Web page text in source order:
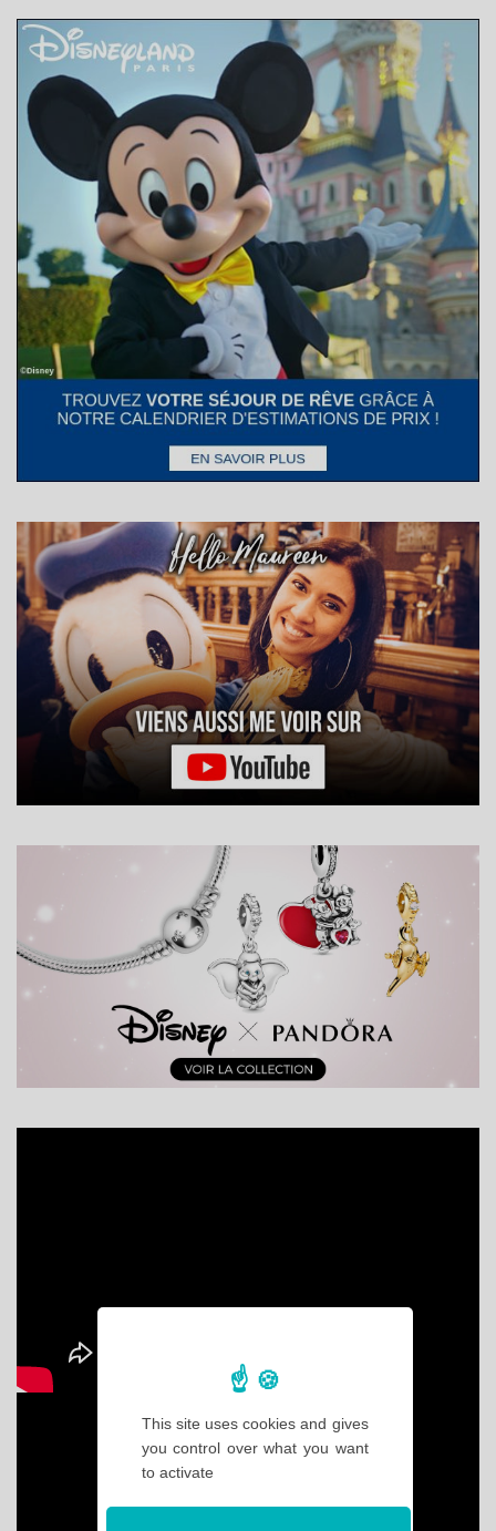
This site uses cookies and gives
you control over what you want
to activate